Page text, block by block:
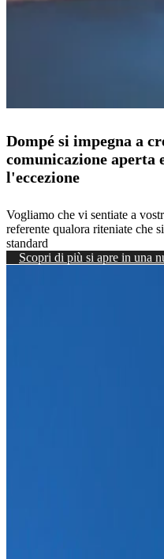
Dompé si impegna a
comunicazione aperta
l'eccezione
Vogliamo che vi sentiate a
referente qualora riteniate che
standard
Scopri di più si apre in una